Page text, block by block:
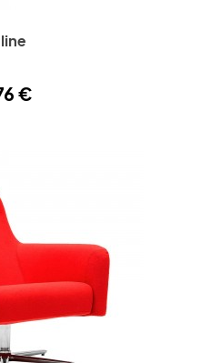
€